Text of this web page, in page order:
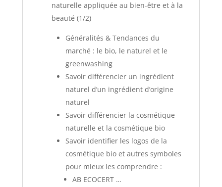
naturelle appliquée au bien-être et à la
beauté (1/2)
Généralités & Tendances du
marché : le bio, le naturel et le
greenwashing
Savoir différencier un ingrédient
naturel d’un ingrédient d’origine
naturel
Savoir différencier la cosmétique
naturelle et la cosmétique bio
Savoir identifier les logos de la
cosmétique bio et autres symboles
pour mieux les comprendre :
AB ECOCERT …